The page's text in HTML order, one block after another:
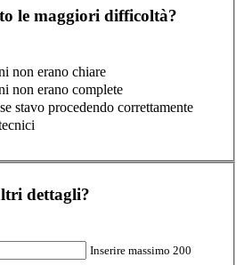
le maggiori difficoltà?
non erano chiare
non erano complete
stavo procedendo correttamente
dettagli?
Inserire massimo 200